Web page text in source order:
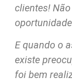
clientes!
E quando o
existe
foi bem